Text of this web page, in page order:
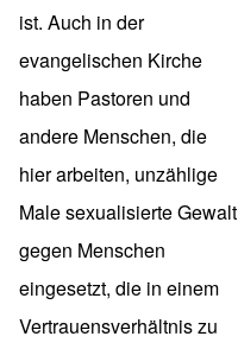
ist. Auch in der
evangelischen Kirche
haben Pastoren und
andere Menschen, die
hier arbeiten, unzählige
Male sexualisierte Gewalt
gegen Menschen
eingesetzt, die in einem
Vertrauensverhältnis zu